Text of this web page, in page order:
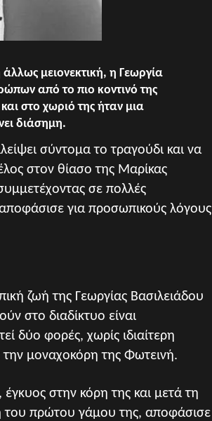
μειονεκτική, η Γεωργία
από το πιο κοντινό της
στο χωριό της ήταν μια
διάσημη.
σύντομα το τραγούδι και να
στον θίασο της Μαρίκας
σε πολλές
για προσωπικούς λόγους
ζωή της Γεωργίας Βασιλειάδου
στο διαδίκτυο είναι
δύο φορές, χωρίς ιδιαίτερη
την μοναχοκόρη της Φωτεινή.
έγκυος στην κόρη της και μετά τη
του πρώτου γάμου της, αποφάσισε